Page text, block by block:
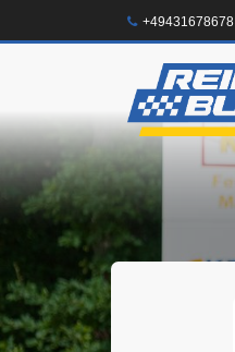
Telefon:
+49431678678